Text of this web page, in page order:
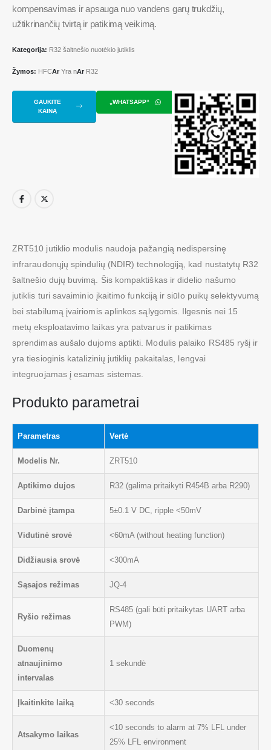
kompensavimas ir apsauga nuo vandens garų trukdžių,
užtikrinančių tvirtą ir patikimą veikimą.
Kategorija: R32 šaltnešio nuotėkio jutiklis
Žymos: HFCAr Yra nAr R32
GAUKITE
KAINĄ
„WHATSAPP“
ZRT510 jutiklio modulis naudoja pažangią nedispersinę
infraraudonųjų spindulių (NDIR) technologiją, kad nustatytų R32
šaltnešio dujų buvimą. Šis kompaktiškas ir didelio našumo
jutiklis turi savaiminio įkaitimo funkciją ir siūlo puikų selektyvumą
bei stabilumą įvairiomis aplinkos sąlygomis. Ilgesnis nei 15
metų eksploatavimo laikas yra patvarus ir patikimas
sprendimas aušalo dujoms aptikti. Modulis palaiko RS485 ryšį ir
yra tiesioginis katalizinių jutiklių pakaitalas, lengvai
integruojamas į esamas sistemas.
Produkto parametrai
Parametras Vertė
Modelis Nr. ZRT510
Aptikimo dujos R32 (galima pritaikyti R454B arba R290)
Darbinė įtampa 5±0.1 V DC, ripple <50mV
Vidutinė srovė <60mA (without heating function)
Didžiausia srovė <300mA
Sąsajos režimas JQ-4
Ryšio režimas
RS485 (gali būti pritaikytas UART arba
PWM)
Duomenų
atnaujinimo
intervalas
1 sekundė
Įkaitinkite laiką <30 seconds
Atsakymo laikas
<10 seconds to alarm at 7% LFL under
25% LFL environment